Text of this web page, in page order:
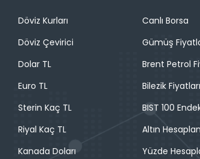
Döviz Kurları
Döviz Çevirici
Dolar TL
Euro TL
Sterin Kaç TL
Riyal Kaç TL
Kanada Doları
Canlı Borsa
Gümüş
Brent Petrol
Bilezik Fiyatları
BIST 100
Altın
Yüzde